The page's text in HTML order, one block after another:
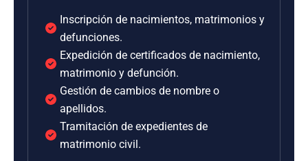
Inscripción de nacimientos, matrimonios y
defunciones.
Expedición de certificados de nacimiento,
matrimonio y defunción.
Gestión de cambios de nombre o
apellidos.
Tramitación de expedientes de
matrimonio civil.